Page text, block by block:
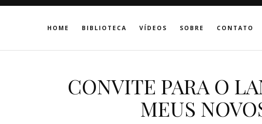
HOME BIBLIOTECA VÍDEOS SOBRE CONTATO
CONVITE PARA O
MEUS